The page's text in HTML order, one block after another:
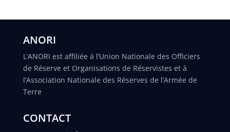
ANORI
L’ANORI est affiliée à l’Union Nationale des Officiers
de Réserve et Organisations de Réservistes et à
l’Association Nationale des Réserves de l’Armée de
Terre
CONTACT